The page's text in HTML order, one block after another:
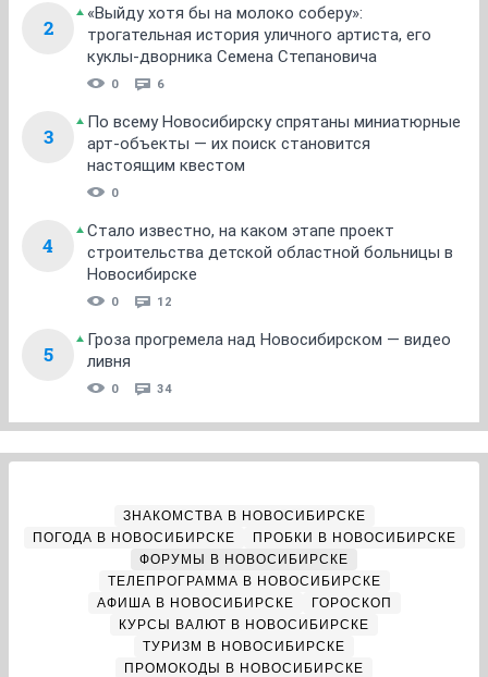
2
«Выйду хотя бы на молоко соберу»:
трогательная история уличного артиста, его
куклы-дворника Семена Степановича
0 6
3
По всему Новосибирску спрятаны миниатюрные
арт-объекты — их поиск становится
настоящим квестом
0
4
Стало известно, на каком этапе проект
строительства детской областной больницы в
Новосибирске
0 12
5
Гроза прогремела над Новосибирском — видео
ливня
0 34
ЗНАКОМСТВА В НОВОСИБИРСКЕ
ПОГОДА В НОВОСИБИРСКЕ
ПРОБКИ В НОВОСИБИРСКЕ
ФОРУМЫ В НОВОСИБИРСКЕ
ТЕЛЕПРОГРАММА В НОВОСИБИРСКЕ
АФИША В НОВОСИБИРСКЕ
ГОРОСКОП
КУРСЫ ВАЛЮТ В НОВОСИБИРСКЕ
ТУРИЗМ В НОВОСИБИРСКЕ
ПРОМОКОДЫ В НОВОСИБИРСКЕ